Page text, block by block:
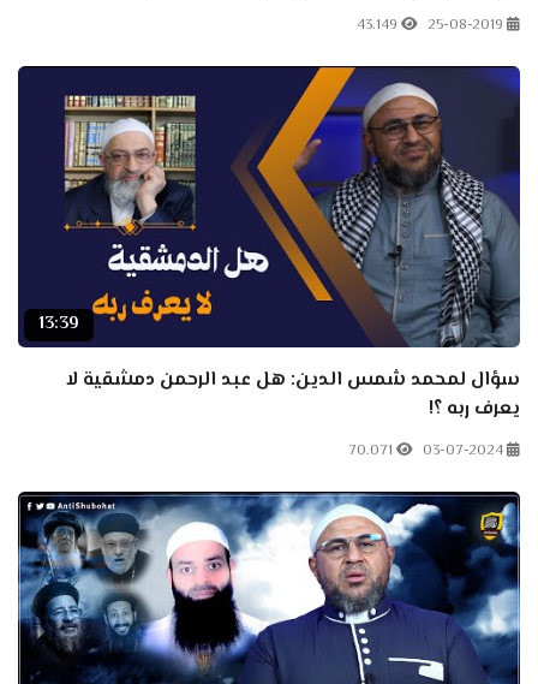
25-08-2019
43.149
13:39
سؤال لمحمد شمس الدين: هل عبد الرحمن دمشقية لا
يعرف ربه ؟!
03-07-2024
70.071